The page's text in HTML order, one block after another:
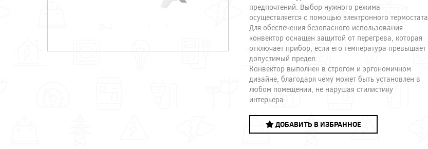
предпочтений. Выбор нужного режима
осуществляется с помощью электронного термостата.
Для обеспечения безопасного использования
конвектор оснащен защитой от перегрева, которая
отключает прибор, если его температура превышает
допустимый предел.
Конвектор выполнен в строгом и эргономичном
дизайне, благодаря чему может быть установлен в
любом помещении, не нарушая стилистику
интерьера.
ДОБАВИТЬ В ИЗБРАННОЕ